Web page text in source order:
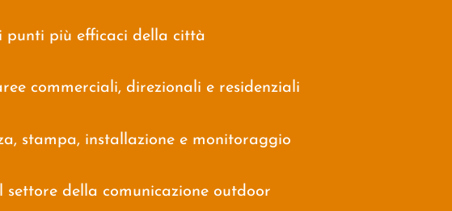
punti più efficaci della città
commerciali, direzionali e residenziali
stampa, installazione e monitoraggio
settore della comunicazione outdoor